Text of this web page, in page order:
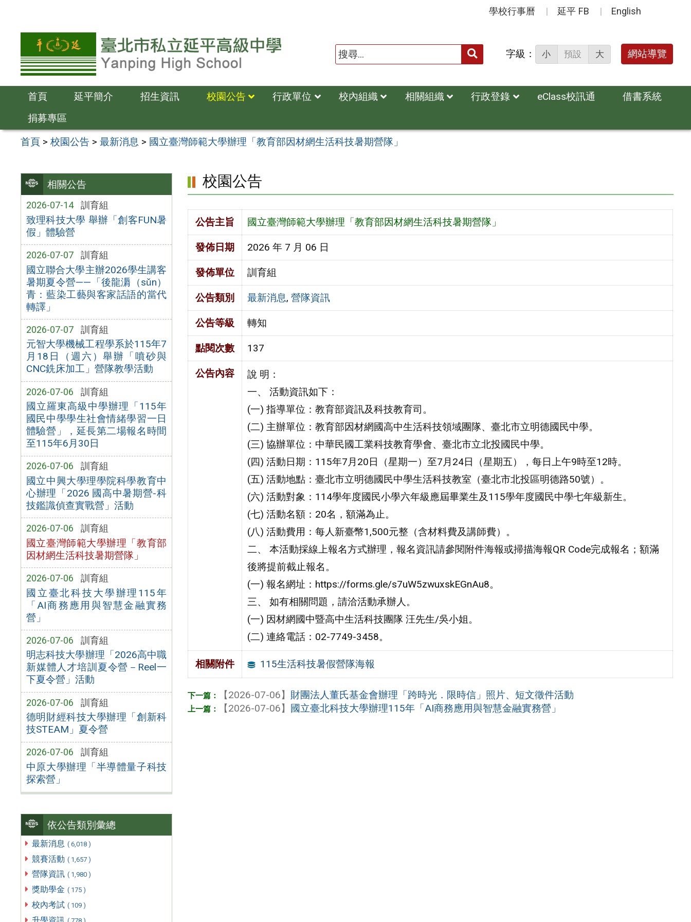
容
學校行事曆 延平 FB English
送出 字級： 小 預設 大 網站導覽
首頁 延平簡介 招生資訊 校園公告 行政單位 校內組織 相關組織 行政登錄 eClass校訊通
借書系統
捐募專區
首頁 >校園公告 >最新消息 > 國立臺灣師範大學辦理「教育部因材網生活科技暑期營隊」
相關公告
2026-07-14 訓育組
致理科技大學 舉辦「創客FUN暑
假」體驗營
2026-07-07 訓育組
國立聯合大學主辦2026學生講客
暑期夏令營——「後龍漘（sǔn）
青：藍染工藝與客家話語的當代
轉譯」
2026-07-07 訓育組
元智大學機械工程學系於115年7
月18日（週六）舉辦「噴砂與
CNC銑床加工」營隊教學活動
2026-07-06 訓育組
國立羅東高級中學辦理「115年
國民中學學生社會情緒學習一日
體驗營」，延長第二場報名時間
至115年6月30日
2026-07-06 訓育組
國立中興大學理學院科學教育中
心辦理「2026 國高中暑期營-科
技鑑識偵查實戰營」活動
2026-07-06 訓育組
國立臺灣師範大學辦理「教育部
因材網生活科技暑期營隊」
2026-07-06 訓育組
國立臺北科技大學辦理115年
「AI商務應用與智慧金融實務
營」
2026-07-06 訓育組
明志科技大學辦理「2026高中職
新媒體人才培訓夏令營－Reel一
下夏令營」活動
2026-07-06 訓育組
德明財經科技大學辦理「創新科
技STEAM」夏令營
2026-07-06 訓育組
中原大學辦理「半導體量子科技
探索營」
依公告類別彙總
最新消息 ( 6,018 )
競賽活動 ( 1,657 )
營隊資訊 ( 1,980 )
獎助學金 ( 175 )
校內考試 ( 109 )
校園公告
公告主旨 國立臺灣師範大學辦理「教育部因材網生活科技暑期營隊」
發佈日期 2026 年 7 月 06 日
發佈單位 訓育組
公告類別 最新消息, 營隊資訊
公告等級 轉知
點閱次數 137
公告內容
說 明：
一、 活動資訊如下：
(一) 指導單位：教育部資訊及科技教育司。
(二) 主辦單位：教育部因材網國高中生活科技領域團隊、臺北市立明德國民中學。
(三) 協辦單位：中華民國工業科技教育學會、臺北市立北投國民中學。
(四) 活動日期：115年7月20日（星期一）至7月24日（星期五），每日上午9時至12時。
(五) 活動地點：臺北市立明德國民中學生活科技教室（臺北市北投區明德路50號）。
(六) 活動對象：114學年度國民小學六年級應屆畢業生及115學年度國民中學七年級新生。
(七) 活動名額：20名，額滿為止。
(八) 活動費用：每人新臺幣1,500元整（含材料費及講師費）。
二、 本活動採線上報名方式辦理，報名資訊請參閱附件海報或掃描海報QR Code完成報名；額滿
後將提前截止報名。
(一) 報名網址：https://forms.gle/s7uW5zwuxskEGnAu8。
三、 如有相關問題，請洽活動承辦人。
(一) 因材網國中暨高中生活科技團隊 汪先生/吳小姐。
(二) 連絡電話：02-7749-3458。
相關附件 115生活科技暑假營隊海報
【2026-07-06】 財團法人董氏基金會辦理「跨時光．限時信」照片、短文徵件活動
【2026-07-06】 國立臺北科技大學辦理115年「AI商務應用與智慧金融實務營」